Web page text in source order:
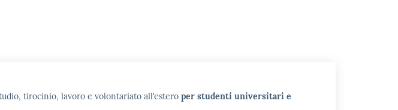
tirocinio, lavoro e volontariato all’estero per studenti universitari e